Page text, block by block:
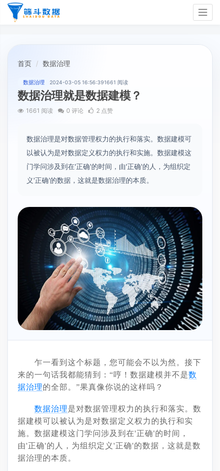
首页 数据治理
数据治理 2024-03-05 16:56:391661 阅读
数据治理就是数据建模？
1661 阅读 0 评论 2 点赞
数据治理是对数据管理权力的执行和落实。数据建模可
以被认为是对数据定义权力的执行和实施。数据建模这
门学问涉及到在'正确'的时间，由'正确'的人，为组织定
义'正确'的数据，这就是数据治理的本质。
乍一看到这个标题，您可能会不以为然。接下
来的一句话我都能猜到： “哼！数据建模并不是数
据治理的全部。”果真像你说的这样吗？
数据治理是对数据管理权力的执行和落实。数
据建模可以被认为是对数据定义权力的执行和实
施。数据建模这门学问涉及到在'正确'的时间，
由'正确'的人，为组织定义'正确'的数据，这就是数
据治理的本质。